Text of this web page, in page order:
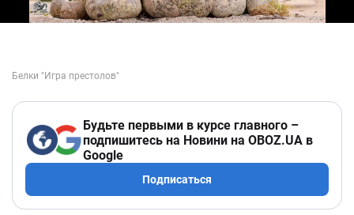
Будьте первыми в курсе главного –
подпишитесь на Новини на OBOZ.UA в
Google
Подписаться